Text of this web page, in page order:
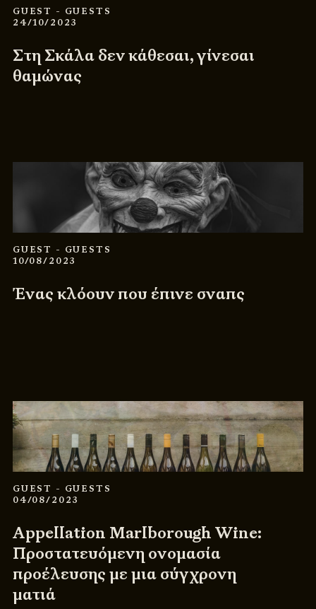
GUEST - GUESTS
24/10/2023
Στη Σκάλα δεν κάθεσαι, γίνεσαι
θαμώνας
GUEST - GUESTS
10/08/2023
Ένας κλόουν που έπινε σναπς
GUEST - GUESTS
04/08/2023
Appellation Marlborough Wine:
Προστατευόμενη ονομασία
προέλευσης με μια σύγχρονη
ματιά